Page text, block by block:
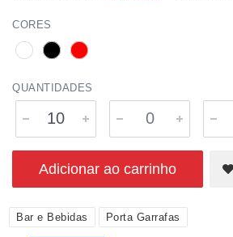
CORES
QUANTIDADES
Adicionar ao carrinho
Bar e Bebidas Porta Garrafas